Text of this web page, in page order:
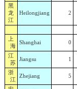
黑
龙
江
Heilongjiang 2
上
海
Shanghai 0
江
苏
Jiangsu 1
浙
江
Zhejiang 5